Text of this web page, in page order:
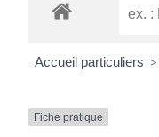
Accueil particuliers >
Fiche pratique